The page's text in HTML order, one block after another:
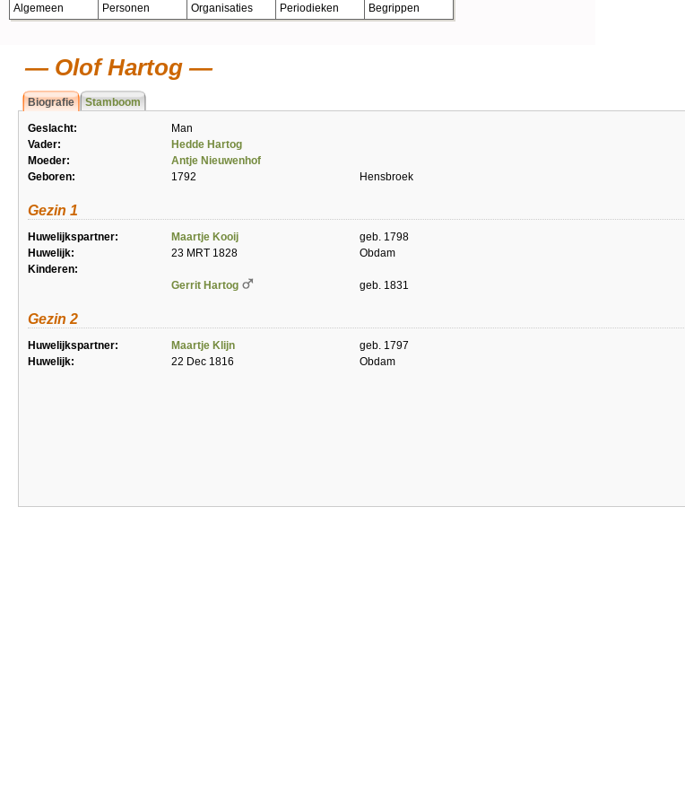
Algemeen Personen Organisaties Periodieken Begrippen
Olof Hartog
Biografie Stamboom
Geslacht:
Man
Vader:
Hedde Hartog
Moeder:
Antje Nieuwenhof
Geboren:
1792 Hensbroek
Gezin 1
Huwelijkspartner: Maartje Kooij
geb. 1798
Huwelijk:
23 MRT 1828
Obdam
Kinderen:
Gerrit Hartog
geb. 1831
Gezin 2
Huwelijkspartner: Maartje Klijn
geb. 1797
Huwelijk:
22 Dec 1816 Obdam